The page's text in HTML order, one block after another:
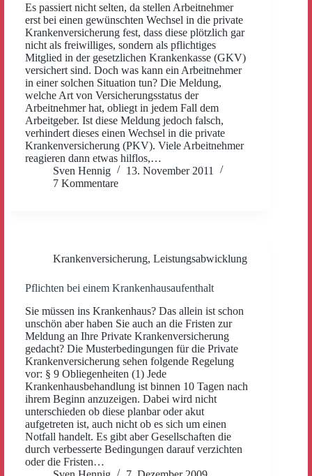
Es passiert nicht selten, da stellen Arbeitnehmer
erst bei einen gewünschten Wechsel in die private
Krankenversicherung fest, dass diese plötzlich gar
nicht als freiwilliges, sondern als pflichtiges
Mitglied in der gesetzlichen Krankenkasse (GKV)
versichert sind. Doch was kann ein Arbeitnehmer
in einer solchen Situation tun? Die Meldung,
welche Art von Versicherungsstatus der
Arbeitnehmer hat, obliegt in jedem Fall dem
Arbeitgeber. Ist diese Meldung jedoch falsch,
verhindert dieses einen Wechsel in die private
Krankenversicherung (PKV). Viele Arbeitnehmer
reagieren dann etwas hilflos,…
Sven Hennig
13. November 2011
7 Kommentare
Krankenversicherung, Leistungsabwicklung
Pflichten bei einem Krankenhausaufenthalt
Sie müssen ins Krankenhaus? Das allein ist schon
unschön aber haben Sie auch an die Fristen zur
Meldung an Ihre Private Krankenversicherung
gedacht? Die Musterbedingungen für die Private
Krankenversicherung sehen folgende Regelung
vor: § 9 Obliegenheiten (1) Jede
Krankenhausbehandlung ist binnen 10 Tagen nach
ihrem Beginn anzuzeigen. Dabei wird nicht
unterschieden ob diese planbar oder akut
aufgetreten ist, auch nicht ob es sich um einen
Notfall handelt. Es gibt aber Gesellschaften die
durch verbesserte Bedingungen darauf verzichten
oder die Fristen…